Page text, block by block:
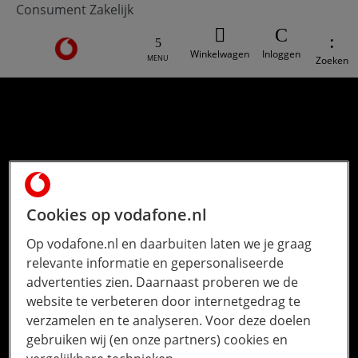
Consument Zakelijk
Ga naar de Vodafone homepage
MENU Winkelwagen Inloggen Zoeken
Cookies op vodafone.nl
Op vodafone.nl en daarbuiten laten we je graag
relevante informatie en gepersonaliseerde
advertenties zien. Daarnaast proberen we de
website te verbeteren door internetgedrag te
verzamelen en te analyseren. Voor deze doelen
gebruiken wij (en onze partners) cookies en